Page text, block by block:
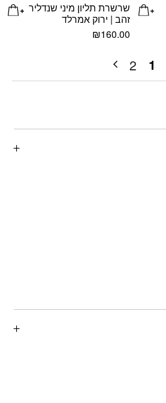
שרשרת תליון מיני שנדליר
זהב | ירוק אמרלד
₪160.00
1
2